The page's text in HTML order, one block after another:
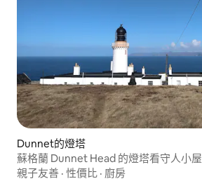
Dunnet的燈塔
蘇格蘭 Dunnet Head 的燈塔看守人小屋
親子友善 · 性價比 · 廚房